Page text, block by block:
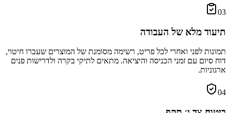
03
תיעוד מלא של העבודה
תמונות לפני ואחרי לכל פריט, רשימה מסומנת של המוצרים שעברו חיטוי,
דוח סיום עם זמני הכניסה והיציאה. מתאים לתיקי בקרה ולדרישות פנים
ארגוניות.
04